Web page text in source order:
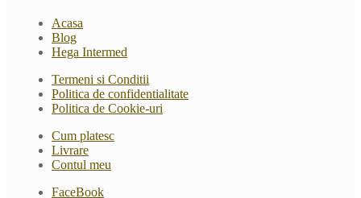
Acasa
Blog
Hega Intermed
Termeni si Conditii
Politica de confidentialitate
Politica de Cookie-uri
Cum platesc
Livrare
Contul meu
FaceBook